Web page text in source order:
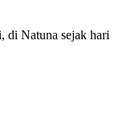
di Natuna sejak hari